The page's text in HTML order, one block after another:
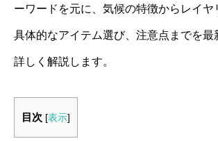
ーワードを元に、気候の特徴からレイヤ
具体的なアイテム選び、注意点までを最
詳しく解説します。
目次 [表示]